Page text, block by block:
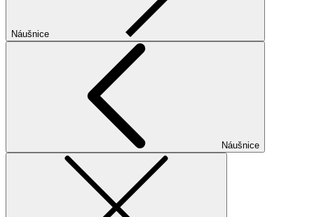
Náušnice
Náušnice